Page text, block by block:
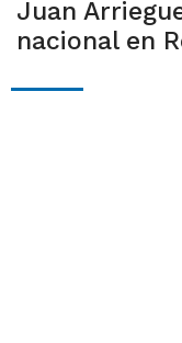
Juan
nacional en